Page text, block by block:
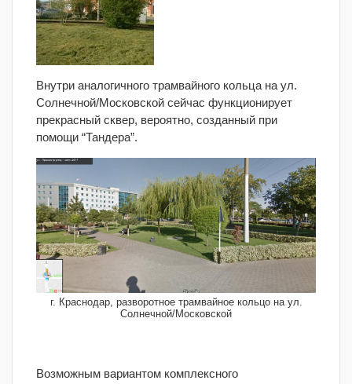
Внутри аналогичного трамвайного кольца на ул.
Солнечной/Московской сейчас функционирует
прекрасный сквер, вероятно, созданный при
помощи “Тандера”.
г. Краснодар, разворотное трамвайное кольцо на ул.
Солнечной/Московской
Возможным вариантом комплексного